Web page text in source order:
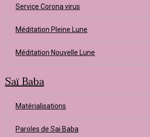
Service Corona virus
Méditation Pleine Lune
Méditation Nouvelle Lune
Saï Baba
Matérialisations
Paroles de Sai Baba